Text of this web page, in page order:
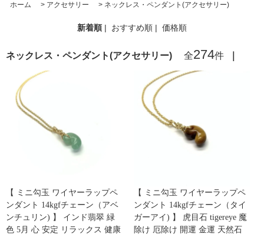
ホーム > アクセサリー > ネックレス・ペンダント(アクセサリー)
新着順 | おすすめ順 | 価格順
ネックレス・ペンダント(アクセサリー) 全274件
【 ミニ勾玉 ワイヤーラップペ
ンダント 14kgfチェーン（アベ
ンチュリン) 】 インド翡翠 緑
色 5月 心 安定 リラックス 健康
【 ミニ勾玉 ワイヤーラップペ
ンダント 14kgfチェーン（タイ
ガーアイ) 】 虎目石 tigereye 魔
除け 厄除け 開運 金運 天然石